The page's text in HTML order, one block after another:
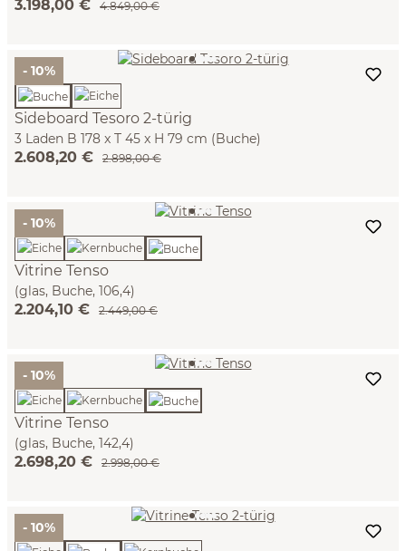
(Eiche)
3.198,00 € 4.849,00 €
- 10%
Sideboard Tesoro 2-türig
3 Laden B 178 x T 45 x H 79 cm (Buche)
2.608,20 € 2.898,00 €
- 10%
Vitrine Tenso
(glas, Buche, 106,4)
2.204,10 € 2.449,00 €
- 10%
Vitrine Tenso
(glas, Buche, 142,4)
2.698,20 € 2.998,00 €
- 10%